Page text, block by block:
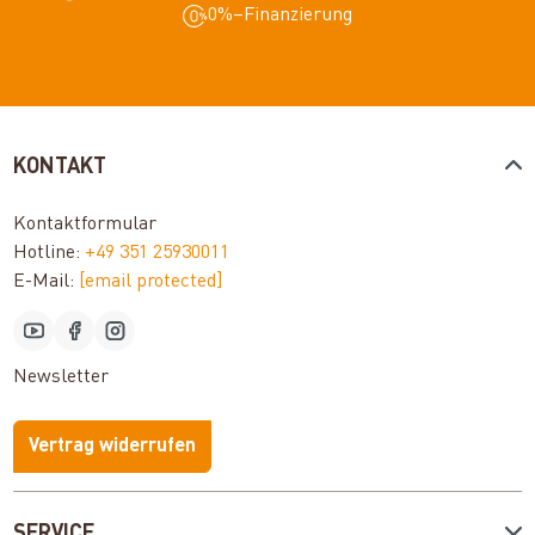
0%–Finanzierung
KONTAKT
Kontaktformular
Hotline: +49 351 25930011
E-Mail: [email protected]
Newsletter
Vertrag widerrufen